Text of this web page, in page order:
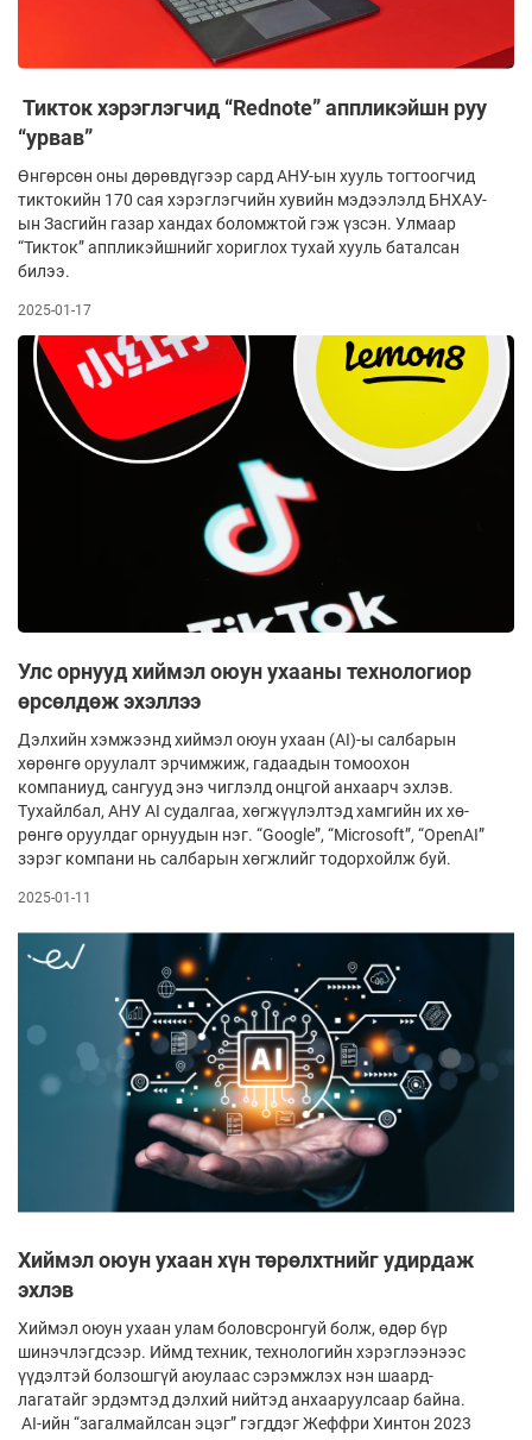
Тикток хэрэглэгчид “Rednote” аппликэйшн руу
“урвав”
Өнгөрсөн оны дөрөвдүгээр сард АНУ-ын хууль тогтоогчид
тиктокийн 170 сая хэ­рэг­лэг­чийн хувийн мэдээлэлд БНХАУ-
ын Засгийн га­зар хандах боломжтой гэж үзсэн. Улмаар
“Тик­ток” аппликэйшнийг хориглох тухай хууль баталсан
билээ.
2025-01-17
Улс орнууд хиймэл оюун ухааны технологиор
өрсөлдөж эхэллээ
Дэлхийн хэмжээнд хиймэл оюун ухаан (AI)-ы салбарын
хөрөнгө оруулалт эрчимжиж, га­даа­дын томоохон
компаниуд, сангууд энэ чиг­лэлд онцгой анхаарч эхлэв.
Тухайлбал, АНУ AI судалгаа, хөгжүүлэлтэд хамгийн их хө­
рөнгө оруулдаг орнуудын нэг. “Google”, “Microsoft”, “OpenAI”
зэрэг компани нь салбарын хөгж­лийг тодорхойлж буй.
2025-01-11
Хиймэл оюун ухаан хүн төрөлхтнийг удирдаж
эхлэв
Хиймэл оюун ухаан улам боловсронгуй болж, өдөр бүр
шинэчлэгдсээр. Иймд тех­ник, технологийн хэрэглээнээс
үүдэл­тэй бол­зош­гүй аюулаас сэрэмжлэх нэн шаард­­­
лагатайг эрдэмтэд дэлхий нийтэд ан­хаа­руул­саар байна.
AI-ийн “загалмайлсан эцэг” гэгд­дэг Жеффри Хинтон 2023